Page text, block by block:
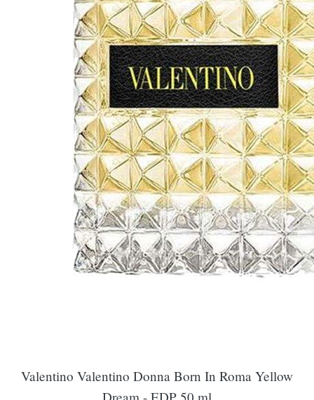
Valentino Valentino Donna Born In Roma Yellow